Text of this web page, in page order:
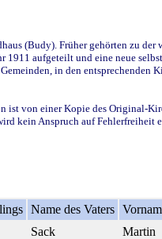
(Budy). Früher gehörten zu
aufgeteilt und eine neue
in den entsprechenden
von einer Kopie des Original-
kein Anspruch auf Fehlerfreiheit
Name des Vaters
Sack Martin